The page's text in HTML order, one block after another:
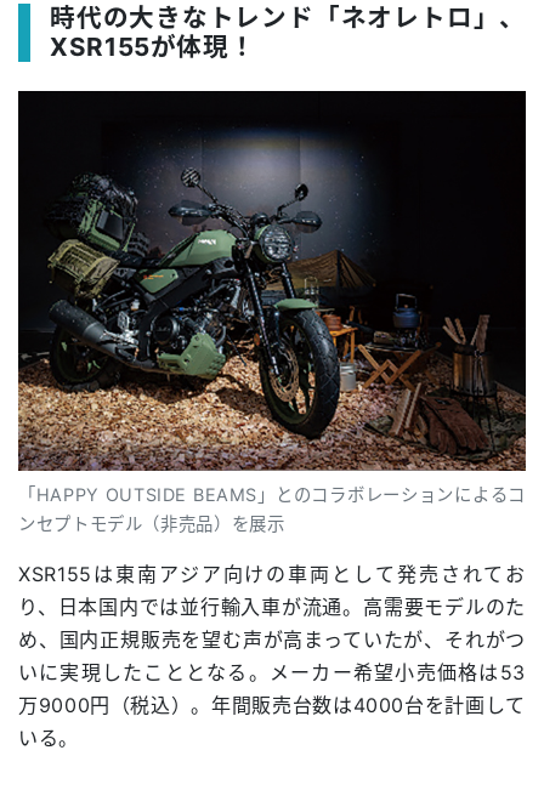
時代の大きなトレンド「ネオレトロ」、
XSR155が体現！
「HAPPY OUTSIDE BEAMS」とのコラボレーションによるコ
ンセプトモデル（非売品）を展示
XSR155は東南アジア向けの車両として発売されてお
り、日本国内では並行輸入車が流通。高需要モデルのた
め、国内正規販売を望む声が高まっていたが、それがつ
いに実現したこととなる。メーカー希望小売価格は53
万9000円（税込）。年間販売台数は4000台を計画して
いる。